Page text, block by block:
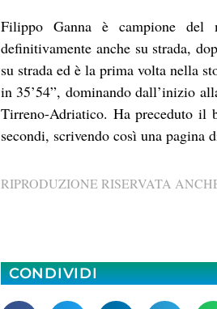
Filippo Ganna è campione del
definitivamente anche su strada,
su strada ed è la prima volta nella
in 35’54”, dominando dall’inizio
Tirreno-Adriatico. Ha preceduto il
secondi, scrivendo così una
RIPRODUZIONE RISERVATA
CONDIVIDI